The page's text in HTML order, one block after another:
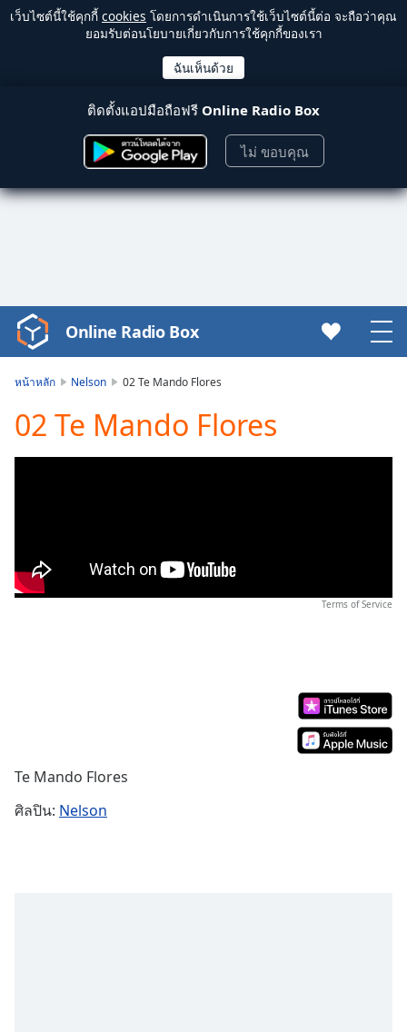
เว็บไซต์นี้ใช้คุกกี้ cookies โดยการดำเนินการใช้เว็บไซต์นี้ต่อ จะถือว่าคุณ
ยอมรับต่อนโยบายเกี่ยวกับการใช้คุกกี้ของเรา
ติดตั้งแอปมือถือฟรี Online Radio Box
ไม่ ขอบคุณ
Video
Player
Play
Video
Play
Current
Time 0:00
liveLIVE
Remaining
Time-
Online Radio Box
หน้าหลัก Nelson 02 Te Mando Flores
02 Te Mando Flores
Terms of Service
Te Mando Flores
ศิลปิน: Nelson